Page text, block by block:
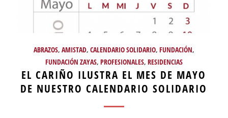
ABRAZOS, AMISTAD, CALENDARIO SOLIDARIO, FUNDACIÓN,
FUNDACIÓN ZAYAS, PROFESIONALES, RESIDENCIAS
EL CARIÑO ILUSTRA EL MES DE MAYO
DE NUESTRO CALENDARIO SOLIDARIO